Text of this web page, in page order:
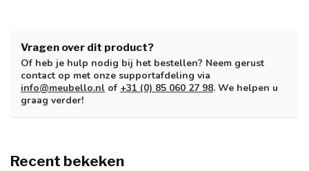
Vragen over dit product?
Of heb je hulp nodig bij het bestellen? Neem gerust
contact op met onze supportafdeling via
info@meubello.nl of +31 (0) 85 060 27 98. We helpen u
graag verder!
Recent bekeken